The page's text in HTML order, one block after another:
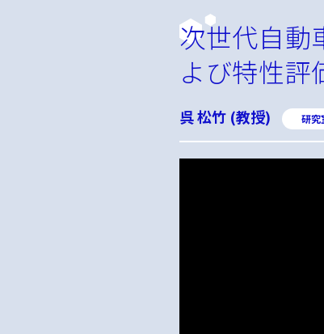
次世代自動
よび特性評
呉 松竹 (教授) 研究